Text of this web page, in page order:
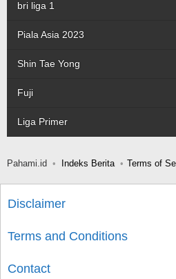
bri liga 1
Piala Asia 2023
Shin Tae Yong
Fuji
Liga Primer
Pahami.id Indeks Berita Terms of
Disclaimer
Terms and Conditions
Contact